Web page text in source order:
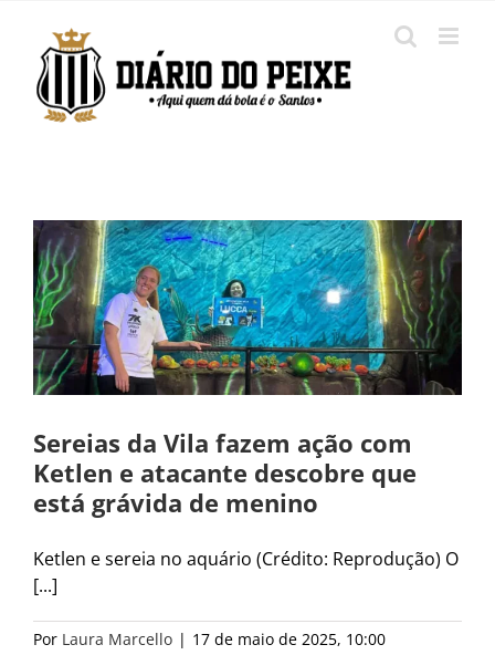
conteúdo
Sereias da Vila fazem ação com
Ketlen e atacante descobre que
está grávida de menino
Ketlen e sereia no aquário (Crédito: Reprodução) O
[...]
Por Laura Marcello | 17 de maio de 2025, 10:00